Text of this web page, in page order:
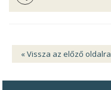
« Vissza az előző oldalra